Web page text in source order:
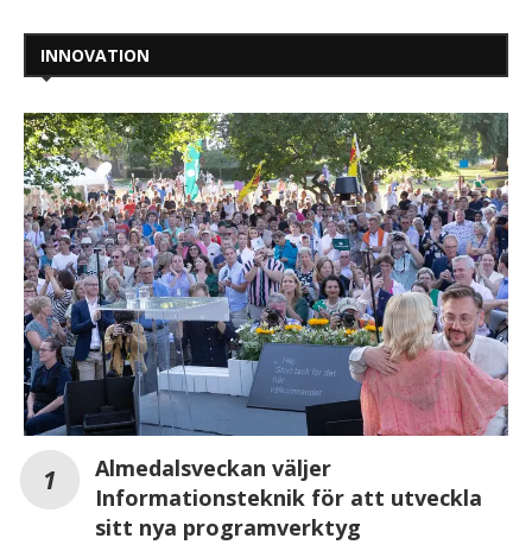
INNOVATION
Almedalsveckan väljer
Informationsteknik för att utveckla
sitt nya programverktyg